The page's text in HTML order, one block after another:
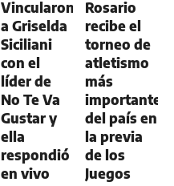
Vincularon
a Griselda
Siciliani
con el
líder de
No Te Va
Gustar y
ella
respondió
en vivo
Rosario
recibe el
torneo de
atletismo
más
importante
del país en
la previa
de los
Juegos